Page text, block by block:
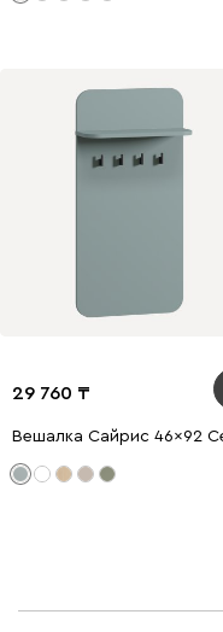
29 760
Вешалка Сайрис 46x92